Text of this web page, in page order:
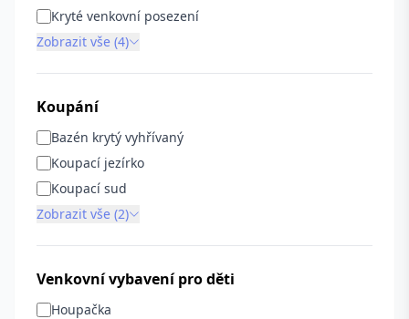
Kryté venkovní posezení
Zobrazit vše (4)
Koupání
Bazén krytý vyhřívaný
Koupací jezírko
Koupací sud
Zobrazit vše (2)
Venkovní vybavení pro děti
Houpačka